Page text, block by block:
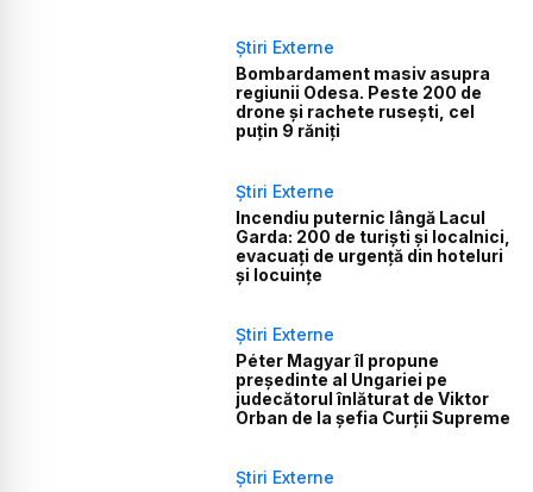
Știri Externe
Bombardament masiv asupra
regiunii Odesa. Peste 200 de
drone și rachete rusești, cel
puțin 9 răniți
Știri Externe
Incendiu puternic lângă Lacul
Garda: 200 de turiști și localnici,
evacuați de urgență din hoteluri
și locuințe
Știri Externe
Péter Magyar îl propune
președinte al Ungariei pe
judecătorul înlăturat de Viktor
Orban de la șefia Curții Supreme
Știri Externe